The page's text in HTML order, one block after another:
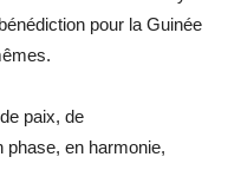
pour la Guinée
paix, de
phase, en harmonie,